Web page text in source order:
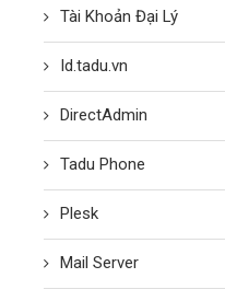
Tài Khoản Đại Lý
Id.tadu.vn
DirectAdmin
Tadu Phone
Plesk
Mail Server